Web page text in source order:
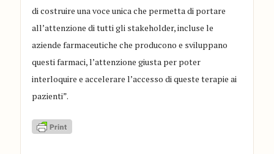
di costruire una voce unica che permetta di portare
all’attenzione di tutti gli stakeholder, incluse le
aziende farmaceutiche che producono e sviluppano
questi farmaci, l’attenzione giusta per poter
interloquire e accelerare l’accesso di queste terapie ai
pazienti”.